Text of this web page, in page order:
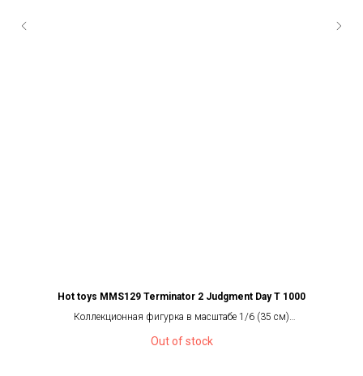
Hot toys MMS129 Terminator 2 Judgment Day T 1000
Коллекционная фигурка в масштабе 1/6 (35 см)
Out of stock